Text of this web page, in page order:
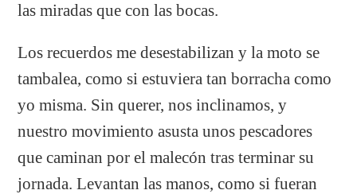
las miradas que con las bocas.
Los recuerdos me desestabilizan y la moto se
tambalea, como si estuviera tan borracha como
yo misma. Sin querer, nos inclinamos, y
nuestro movimiento asusta unos pescadores
que caminan por el malecón tras terminar su
jornada. Levantan las manos, como si fueran